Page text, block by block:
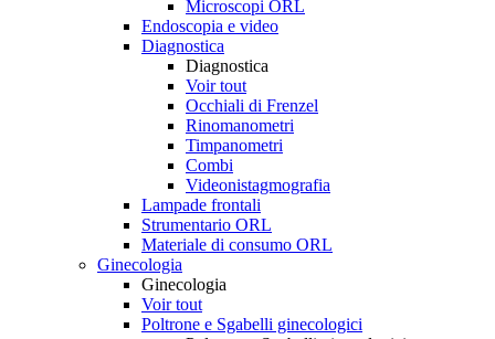
Microscopi ORL
Endoscopia e video
Diagnostica
Diagnostica
Voir tout
Occhiali di Frenzel
Rinomanometri
Timpanometri
Combi
Videonistagmografia
Lampade frontali
Strumentario ORL
Materiale di consumo ORL
Ginecologia
Ginecologia
Voir tout
Poltrone e Sgabelli ginecologici